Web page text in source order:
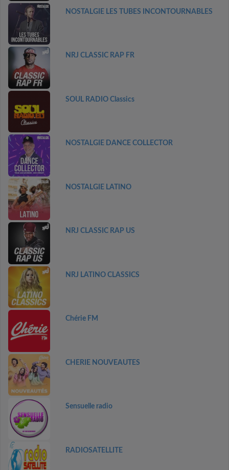
NOSTALGIE LES TUBES INCONTOURNABLES
NRJ CLASSIC RAP FR
SOUL RADIO Classics
NOSTALGIE DANCE COLLECTOR
NOSTALGIE LATINO
NRJ CLASSIC RAP US
NRJ LATINO CLASSICS
Chérie FM
CHERIE NOUVEAUTES
Sensuelle radio
RADIOSATELLITE